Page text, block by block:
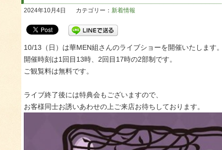
2024年10月4日 カテゴリー： 新着情報
10/13（日）は華MEN組さんのライブショーを開催いたします
開催時刻は1回目13時、2回目17時の2部制です。
ご観覧料は無料です。
ライブ終了後には特典会もございますので、
お客様同士お誘いあわせの上ご来店お待ちしております。